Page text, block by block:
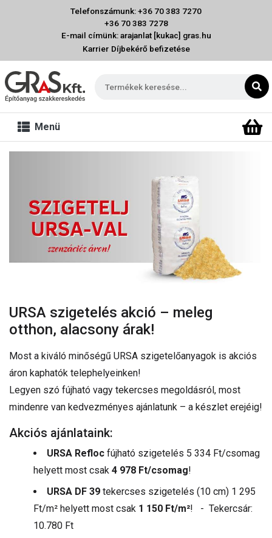
Telefonszámunk: +36 70 383 7270
+36 70 383 7278
E-mail címünk: arajanlat [kukac] gras.hu
Karrier Díjbekérő befizetése
Menü
URSA szigetelés akció – meleg
otthon, alacsony árak!
Most a kiváló minőségű URSA szigetelőanyagok is akciós
áron kaphatók telephelyeinken!
Legyen szó fújható vagy tekercses megoldásról, most
mindenre van kedvezményes ajánlatunk – a készlet erejéig!
Akciós ajánlataink:
URSA Refloc fújható szigetelés 5 334 Ft/csomag
helyett most csak 4 978 Ft/csomag!
URSA DF 39 tekercses szigetelés (10 cm) 1 295
Ft/m² helyett most csak 1 150 Ft/m²! - Tekercsár:
10.780 Ft